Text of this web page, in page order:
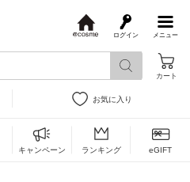
メニュー
ログイン
s
カート
お気に入り
キャンペーン ランキング eGIFT